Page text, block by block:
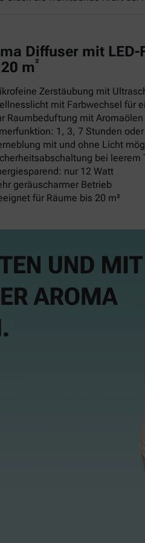
Diffuser mit
m²
Zerstäubung mit
mit Farbwechsel für
Raumbeduftung mit
1, 3, 7 Stunden
mit und ohne Licht
bei leerem
nur 12 Watt
geräuscharmer Betrieb
für Räume bis 20 m²